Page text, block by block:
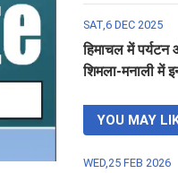
SAT,6 DEC 2025
हिमाचल में पर्यटन
शिमला-मनाली में
YOU MAY
WED,25 FEB 2026